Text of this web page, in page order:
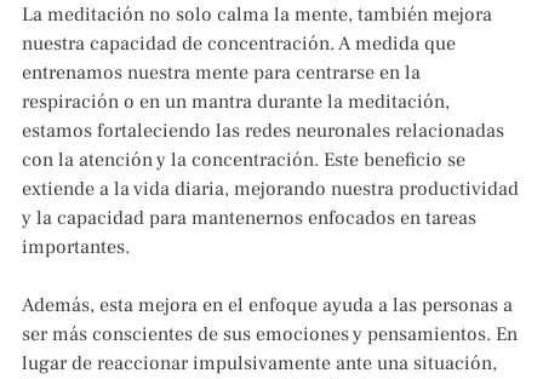
La meditación no solo calma la mente, también mejora
nuestra capacidad de concentración. A medida que
entrenamos nuestra mente para centrarse en la
respiración o en un mantra durante la meditación,
estamos fortaleciendo las redes neuronales relacionadas
con la atención y la concentración. Este beneficio se
extiende a la vida diaria, mejorando nuestra productividad
y la capacidad para mantenernos enfocados en tareas
importantes.
Además, esta mejora en el enfoque ayuda a las personas a
ser más conscientes de sus emociones y pensamientos. En
lugar de reaccionar impulsivamente ante una situación,